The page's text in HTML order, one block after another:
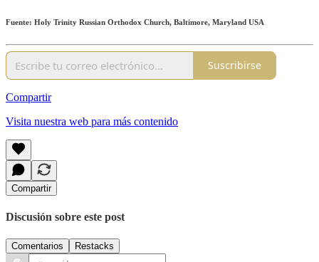
Fuente: Holy Trinity Russian Orthodox Church, Baltimore, Maryland USA
Suscribirse
Compartir
Visita nuestra web para más contenido
Compartir
Discusión sobre este post
Comentarios Restacks